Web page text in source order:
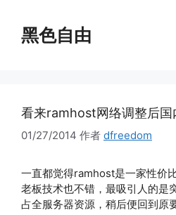
黑色自由
看来ramhost网络调整后国
01/27/2014 作者 dfreedom
一直都觉得ramhost是一家性价
老板技术也不错，最吸引人的是
占全服务器资源，稍后便回到原